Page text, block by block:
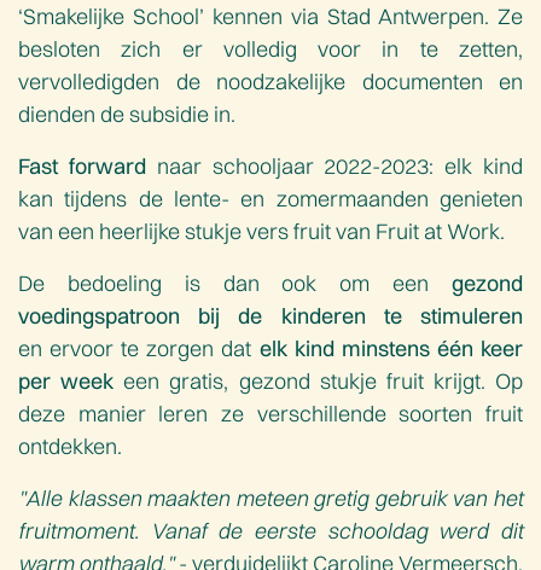
‘Smakelijke School’ kennen via Stad Antwerpen. Ze
besloten zich er volledig voor in te zetten,
vervolledigden de noodzakelijke documenten en
dienden de subsidie in.
Fast forwardnaar schooljaar 2022-2023: elk kind
kan tijdens de lente- en zomermaanden genieten
van een heerlijke stukje vers fruit van Fruit at Work.
De bedoeling is dan ook om een gezond
voedingspatroon bij de kinderen te stimuleren
en ervoor te zorgen dat elk kind minstens één keer
per week een gratis, gezond stukje fruit krijgt. Op
deze manier leren ze verschillende soorten fruit
ontdekken.
"Alle klassen maakten meteen gretig gebruik van het
fruitmoment. Vanaf de eerste schooldag werd dit
warm onthaald."- verduidelijkt Caroline Vermeersch,